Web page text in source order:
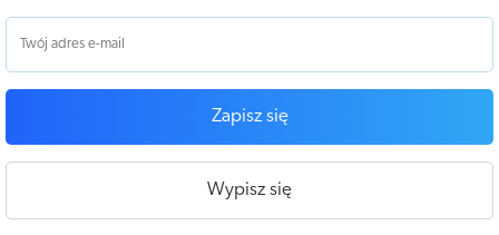
Zapisz się
Wypisz się